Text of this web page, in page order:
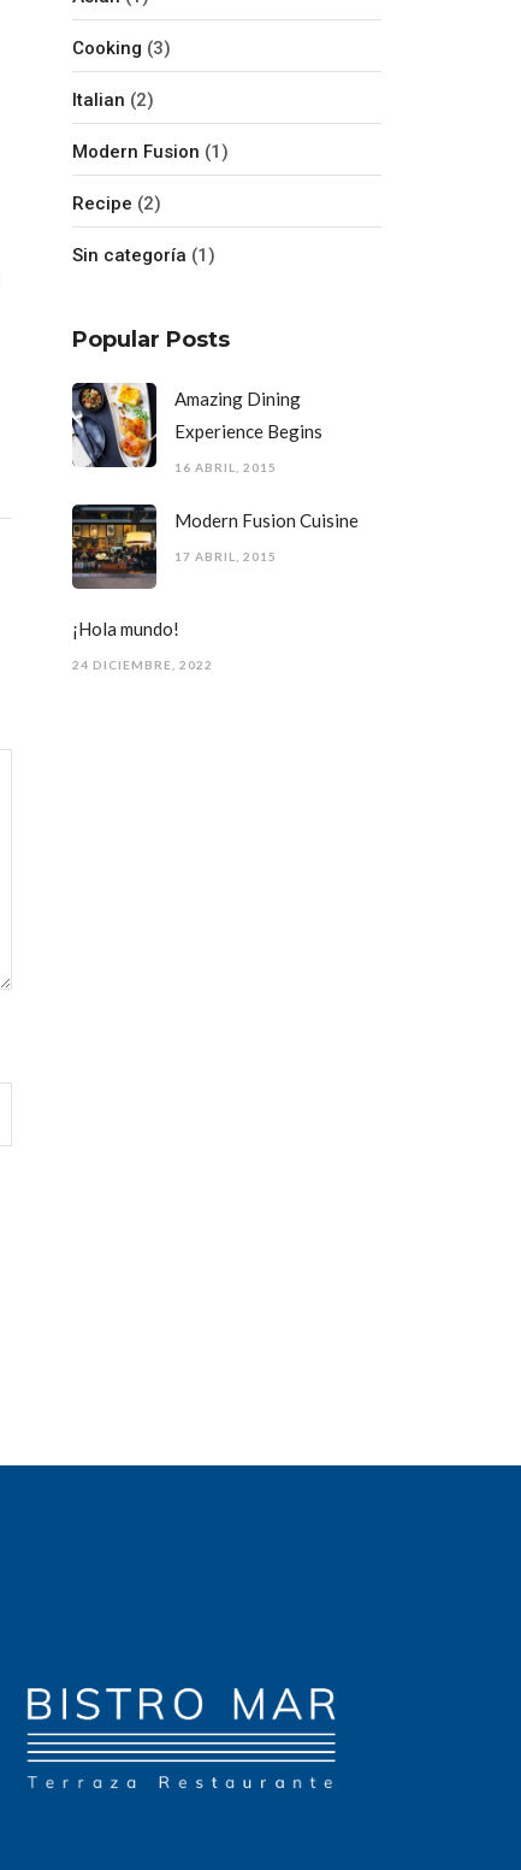
Cooking (3)
Italian (2)
Modern Fusion (1)
Recipe (2)
Sin categoría (1)
Popular Posts
Amazing Dining
Experience Begins
16 ABRIL, 2015
Modern Fusion Cuisine
17 ABRIL, 2015
¡Hola mundo!
24 DICIEMBRE, 2022